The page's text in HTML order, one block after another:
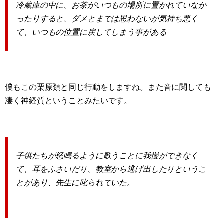
冷蔵庫の中に、お茶がいつもの場所に置かれていなか
ったりすると、ダメとまでは思わないが気持ち悪く
て、いつもの位置に戻してしまう事がある
僕もこの栗原類と同じ行動をしますね。また音に関しても
凄く神経質ということみたいです。
子供たちが怒鳴るように歌うことに我慢ができなく
て、耳をふさいだり、教室から逃げ出したりというこ
とがあり、先生に叱られていた。